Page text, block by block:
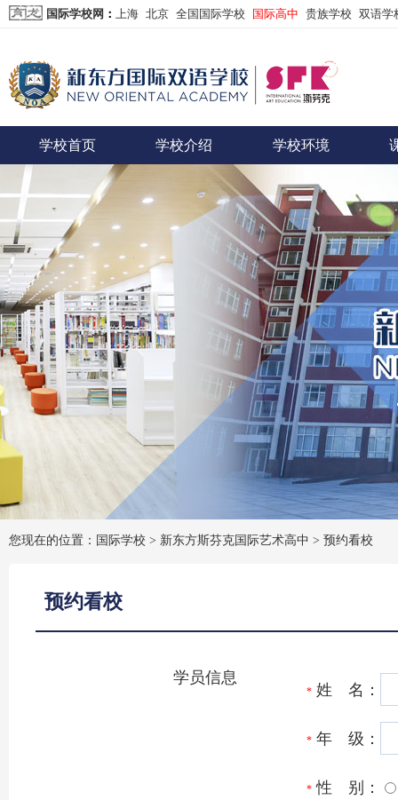
国际学校网 ： 上海 北京 全国国际学校 国际高中 贵族学校 双语学
学校首页 学校介绍 学校环境
您现在的位置：国际学校 > 新东方斯芬克国际艺术高中 > 预约看校
预约看校
学员信息
* 姓 名：
* 年 级：
* 性 别：